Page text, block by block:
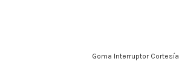
Goma Interruptor Cortesía